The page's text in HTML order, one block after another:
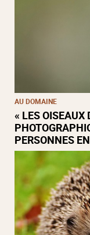
AU DOMAINE
« LES OISEAUX
PERSONNES